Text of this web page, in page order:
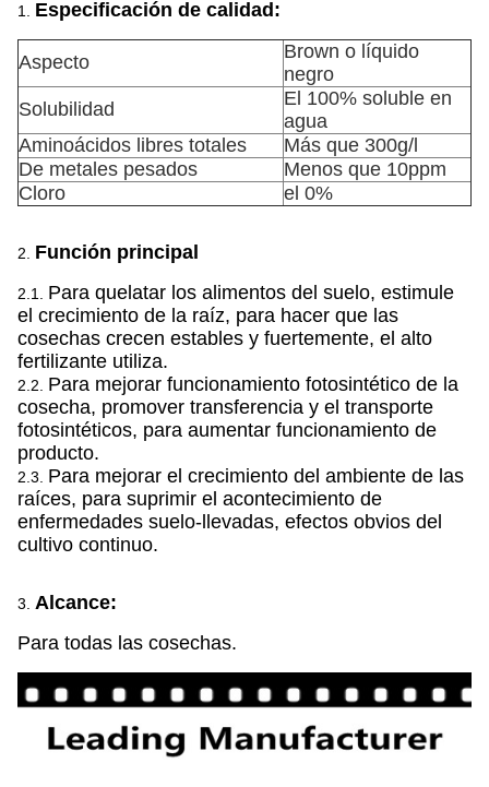
1. Especificación de calidad:
Aspecto
Brown o líquido
negro
Solubilidad
El 100% soluble en
agua
Aminoácidos libres totales
Más que 300g/l
De metales pesados
Menos que 10ppm
Cloro
el 0%
2. Función principal
2.1. Para quelatar los alimentos del suelo, estimule
el crecimiento de la raíz, para hacer que las
cosechas crecen estables y fuertemente, el alto
fertilizante utiliza.
2.2. Para mejorar funcionamiento fotosintético de la
cosecha, promover transferencia y el transporte
fotosintéticos, para aumentar funcionamiento de
producto.
2.3. Para mejorar el crecimiento del ambiente de las
raíces, para suprimir el acontecimiento de
enfermedades suelo-llevadas, efectos obvios del
cultivo continuo.
3. Alcance:
Para todas las cosechas.